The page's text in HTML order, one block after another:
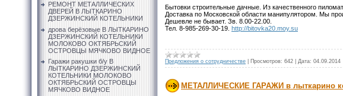
РЕМОНТ МЕТАЛЛИЧЕСКИХ
ДВЕРЕЙ В ЛЫТКАРИНО
ДЗЕРЖИНСКИЙ КОТЕЛЬНИКИ
дрова берёзовые В ЛЫТКАРИНО
ДЗЕРЖИНСКИЙ КОТЕЛЬНИКИ
МОЛОКОВО ОКТЯБРЬСКИЙ
ОСТРОВЦЫ МЯЧКОВО ВИДНОЕ
Гаражи ракушки б/у В
ЛЫТКАРИНО ДЗЕРЖИНСКИЙ
КОТЕЛЬНИКИ МОЛОКОВО
ОКТЯБРЬСКИЙ ОСТРОВЦЫ
МЯЧКОВО ВИДНОЕ
Бытовки строительные дачные. Из качественного
Доставка по Московской области манипулятором. Мы
Дешевле не бывает. Зв. 8.00-22.00.
Тел. 8-985-269-30-19. http://bitovka20.moy.su
Предложения о сотрудничестве Просмотров: 642 Дата: 04.09.2014
МЕТАЛЛИЧЕСКИЕ ГАРАЖИ в лыткарино